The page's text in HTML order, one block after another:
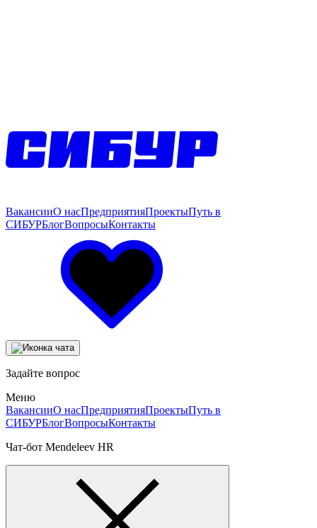
ВакансииО насПредприятияПроектыПуть в
СИБУРБлогВопросыКонтакты
Задайте вопрос
Меню
ВакансииО насПредприятияПроектыПуть в
СИБУРБлогВопросыКонтакты
Чат-бот Mendeleev HR